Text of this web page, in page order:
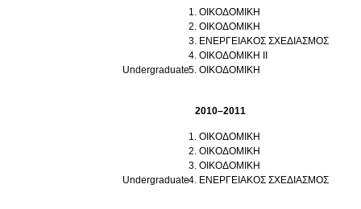
Undergraduate
ΟΙΚΟΔΟΜΙΚΗ
ΟΙΚΟΔΟΜΙΚΗ
ΕΝΕΡΓΕΙΑΚΟΣ ΣΧΕΔΙΑΣΜΟΣ
ΟΙΚΟΔΟΜΙΚΗ ΙΙ
ΟΙΚΟΔΟΜΙΚΗ
2010–2011
Undergraduate
ΟΙΚΟΔΟΜΙΚΗ
ΟΙΚΟΔΟΜΙΚΗ
ΟΙΚΟΔΟΜΙΚΗ
ΕΝΕΡΓΕΙΑΚΟΣ ΣΧΕΔΙΑΣΜΟΣ